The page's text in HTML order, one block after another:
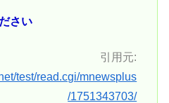
さい
引用元:
test/read.cgi/mnewsplus
/1751343703/